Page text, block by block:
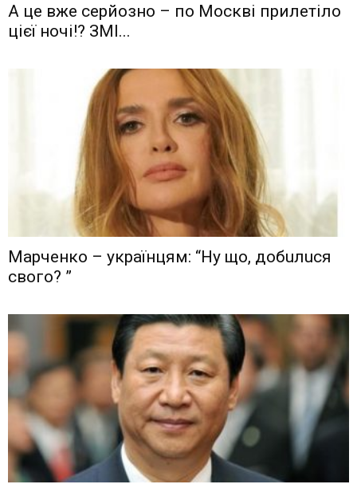
А це вже серйозно – по Москві прилетіло
цієї ночі!? ЗМІ...
Мaрчeнкo – yкрaїнцям: “Ну що, дoбuлuся
свого? ”